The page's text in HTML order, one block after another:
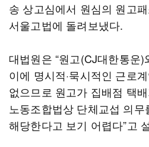
송 상고심에서 원심의 원고
서울고법에 돌려보냈다.
대법원은 “원고(CJ대한통운
이에 명시적·묵시적인 근로
없으므로 원고가 집배점 택
노동조합법상 단체교섭 의
해당한다고 보기 어렵다”고